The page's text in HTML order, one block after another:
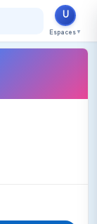
U
Espaces ▼